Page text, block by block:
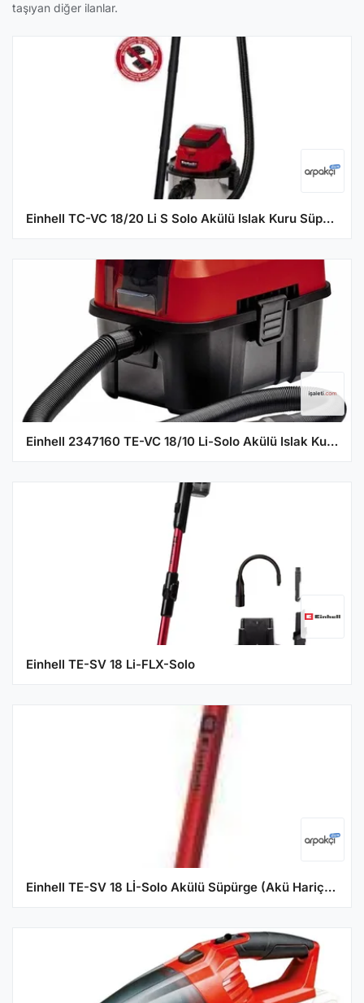
taşıyan diğer ilanlar.
Einhell TC-VC 18/20 Li S Solo Akülü Islak Kuru Süpürge (Aküsüz)
Einhell 2347160 TE-VC 18/10 Li-Solo Akülü Islak Kuru Elektrikli Süpürge
Einhell TE-SV 18 Li-FLX-Solo
Einhell TE-SV 18 Lİ-Solo Akülü Süpürge (Akü Hariç) - 2347180